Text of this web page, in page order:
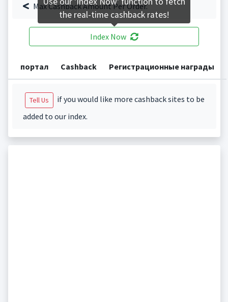
Max Cashback Amount Per Order.
Index Now
портал Cashback Регистрационные награды
Tell Us
if you would like more cashback sites to be
added to our index.
the real-time cashback rates!